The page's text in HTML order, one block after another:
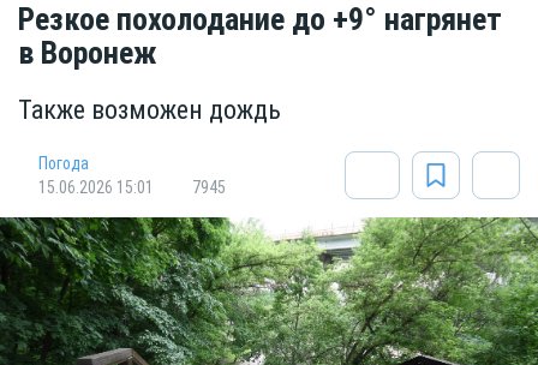
Резкое похолодание до +9° нагрянет
в Воронеж
Также возможен дождь
Погода
15.06.2026 15:01
7945